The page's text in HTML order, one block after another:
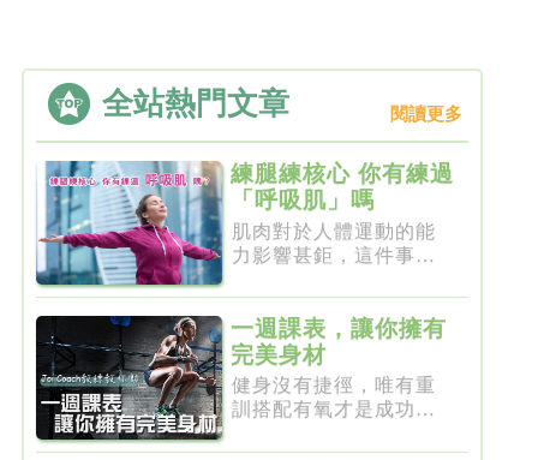
全站熱門文章 閱讀更多
練腿練核心 你有練過
「呼吸肌」嗎
肌肉對於人體運動的能
力影響甚鉅，這件事一
一週課表，讓你擁有
完美身材
健身沒有捷徑，唯有重
訓搭配有氧才是成功的